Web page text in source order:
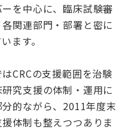
を中心に、臨床試験審
関連部門・部署と密に
ます。
CRCの支援範囲を治験
究支援の体制・運用に
的ながら、2011年度末
体制も整えつつありま